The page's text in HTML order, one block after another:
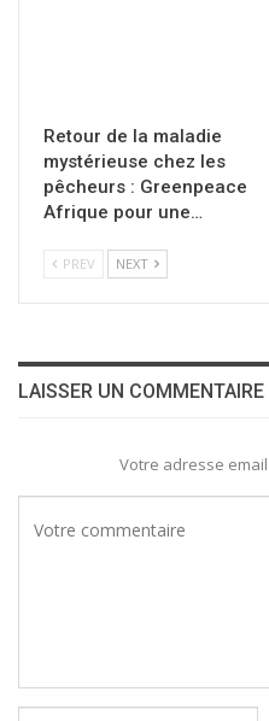
Retour de la maladie
mystérieuse chez les
pêcheurs : Greenpeace
Afrique pour une…
PREV NEXT
LAISSER UN COMMENTAIRE
Votre adresse